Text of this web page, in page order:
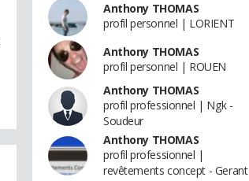
Anthony THOMAS
profil personnel | LORIENT
Anthony THOMAS
profil personnel | ROUEN
Anthony THOMAS
profil professionnel | Ngk -
Soudeur
Anthony THOMAS
profil professionnel |
revêtements concept - Gerant